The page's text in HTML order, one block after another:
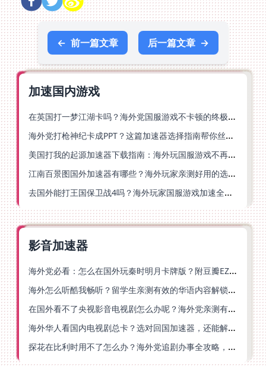
← 前一篇文章 后一篇文章 →
加速国内游戏
在英国打一梦江湖卡吗？海外党国服游戏不卡顿的终极解法
海外党打枪神纪卡成PPT？这篇加速器选择指南帮你丝滑上分
美国打我的起源加速器下载指南：海外玩国服游戏不再卡的终极方案
江南百景图国外加速器有哪些？海外玩家亲测好用的选择与避坑指南
去国外能打王国保卫战4吗？海外玩家国服游戏加速全攻略（附公主连结幻想江湖实测）
影音加速器
海外党必看：怎么在国外玩秦时明月卡牌版？附豆瓣EZCast地区限制破解法
海外怎么听酷我畅听？留学生亲测有效的华语内容解锁指南
在国外看不了央视影音电视剧怎么办呢？海外党亲测有效的回国加速方案
海外华人看国内电视剧总卡？选对回国加速器，还能解决菲律宾打不开反诈中心的问题
探花在比利时用不了怎么办？海外党追剧办事全攻略，选对加速器就够了